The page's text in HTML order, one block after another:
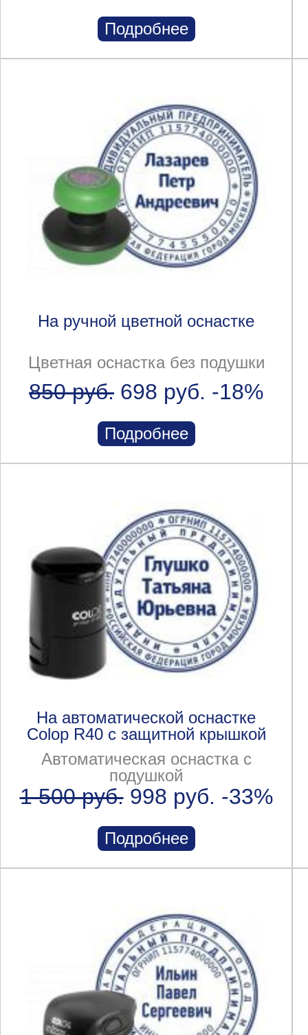
Подробнее
На ручной цветной оснастке
Цветная оснастка без подушки
850 руб. 698 руб. -18%
Подробнее
На автоматической оснастке
Colop R40 с защитной крышкой
Автоматическая оснастка с
подушкой
1 500 руб.998 руб. -33%
Подробнее